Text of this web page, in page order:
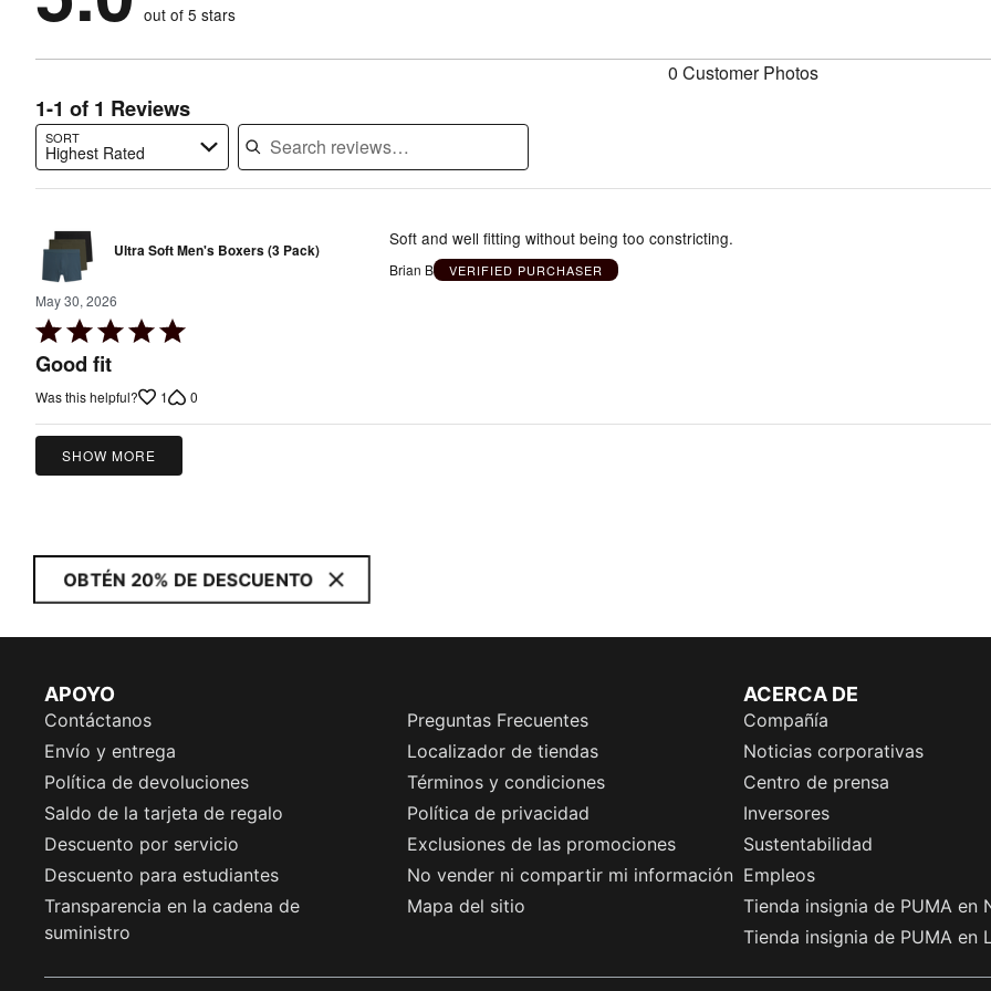
reviewers
reviewers
of
0%
reviewers
out of 5 stars
0 Customer Photos
1-1 of 1 Reviews
SORT
Highest Rated
Search reviews…
Ultra Soft Men's Boxers (3 Pack)
May 30, 2026
Rated
5
of
5
Good fit
Soft and well fitting without being too constricting.
Brian B VERIFIED PURCHASER
Was this helpful? 1 0
SHOW MORE
OBTÉN 20% DE DESCUENTO
APOYO
Contáctanos
Preguntas Frecuentes
Envío y entrega
Localizador de tiendas
Política de devoluciones
Términos y condiciones
Saldo de la tarjeta de regalo
Política de privacidad
Descuento por servicio
Exclusiones de las promociones
Descuento para estudiantes
No vender ni compartir mi información
Transparencia en la cadena de
suministro
Mapa del sitio
ACERCA DE
Compañía
Noticias corporativas
Centro de prensa
Inversores
Sustentabilidad
Empleos
Tienda insignia de PUMA en
Tienda insignia de PUMA en